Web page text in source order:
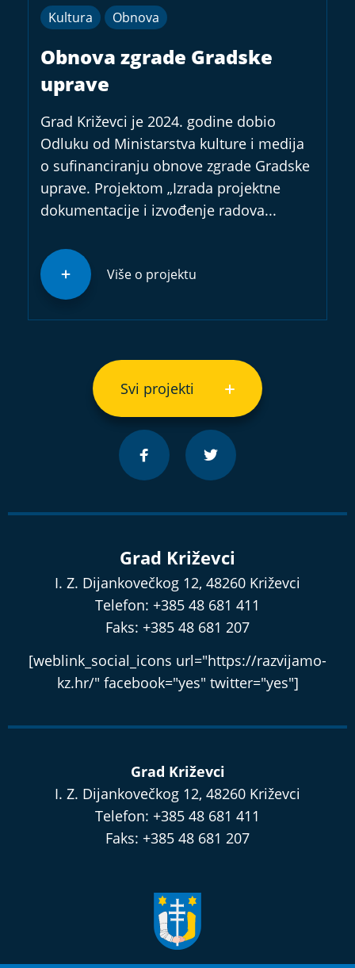
Kultura Obnova
Obnova zgrade Gradske
uprave
Grad Križevci je 2024. godine dobio
Odluku od Ministarstva kulture i medija
o sufinanciranju obnove zgrade Gradske
uprave. Projektom „Izrada projektne
dokumentacije i izvođenje radova...
Više o projektu
Svi projekti
Grad Križevci
I. Z. Dijankovečkog 12, 48260 Križevci
Telefon: +385 48 681 411
Faks: +385 48 681 207
[weblink_social_icons url="https://razvijamo-
kz.hr/" facebook="yes" twitter="yes"]
Grad Križevci
I. Z. Dijankovečkog 12, 48260 Križevci
Telefon: +385 48 681 411
Faks: +385 48 681 207